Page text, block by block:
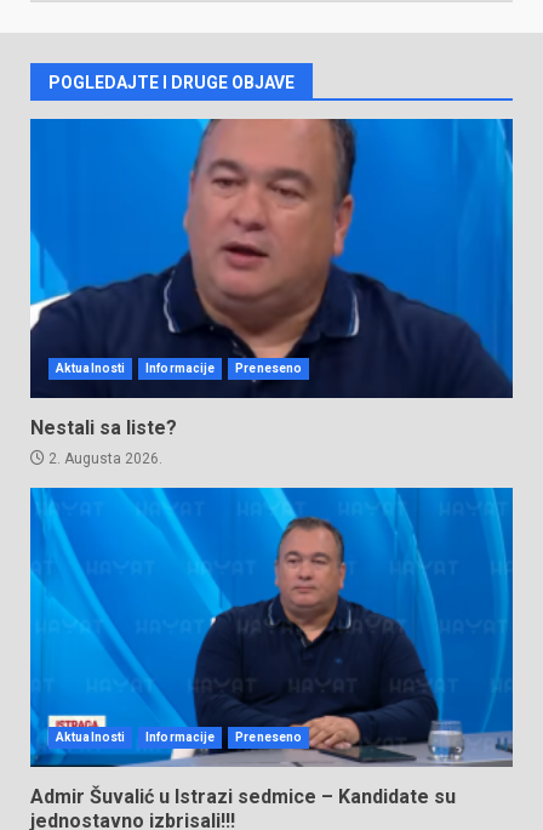
POGLEDAJTE I DRUGE OBJAVE
Aktualnosti Informacije Preneseno
Nestali sa liste?
2. Augusta 2026.
Aktualnosti Informacije Preneseno
Admir Šuvalić u Istrazi sedmice – Kandidate su
jednostavno izbrisali!!!